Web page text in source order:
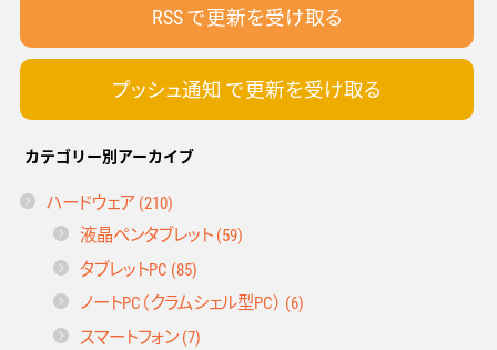
RSS で更新を受け取る
プッシュ通知 で更新を受け取る
カテゴリー別アーカイブ
ハードウェア (210)
液晶ペンタブレット (59)
タブレットPC (85)
ノートPC（クラムシェル型PC） (6)
スマートフォン (7)